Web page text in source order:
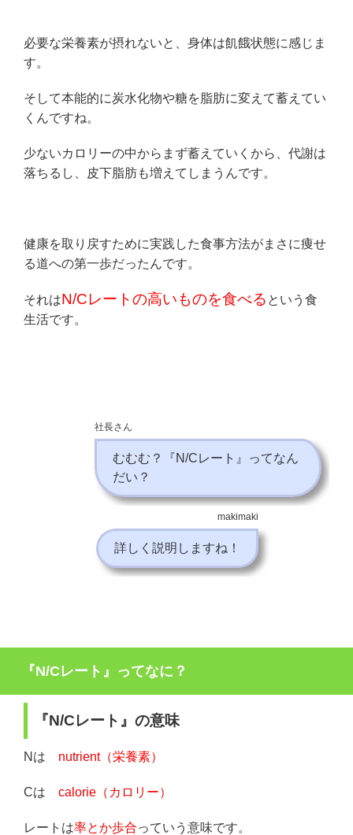
必要な栄養素が摂れないと、身体は飢餓状態に感じま
す。
そして本能的に炭水化物や糖を脂肪に変えて蓄えてい
くんですね。
少ないカロリーの中からまず蓄えていくから、代謝は
落ちるし、皮下脂肪も増えてしまうんです。
健康を取り戻すために実践した食事方法がまさに痩せ
る道への第一歩だったんです。
それはN/Cレートの高いものを食べる という食
生活です。
社長さん
むむむ？『N/Cレート』ってなん
だい？
makimaki
詳しく説明しますね！
『N/Cレート』ってなに？
『N/Cレート』の意味
Nは nutrient（栄養素）
Cは calorie（カロリー）
レートは率とか歩合っていう意味です。